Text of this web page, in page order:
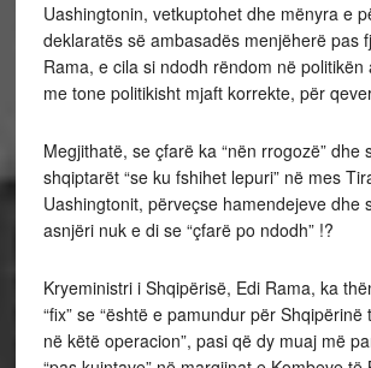
Uashingtonin, vetkuptohet dhe mënyra e
deklaratës së ambasadës menjëherë pas
Rama, e cila si ndodh rëndom në
me tone politikisht mjaft korrekte, për
Megjithatë, se çfarë ka “nën rrogozë” dhe
shqiptarët “se ku fshihet lepuri” në mes
Uashingtonit, përveçse hamendejeve dhe
asnjëri nuk e di se “çfarë po ndodh” !?
Kryeministri i Shqipërisë, Edi Rama, ka
“fix” se “është e pamundur për
në këtë operacion”, pasi që dy muaj më